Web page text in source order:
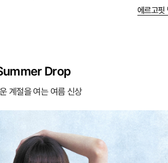
에르고핏
Drop
계절을 여는 여름 신상